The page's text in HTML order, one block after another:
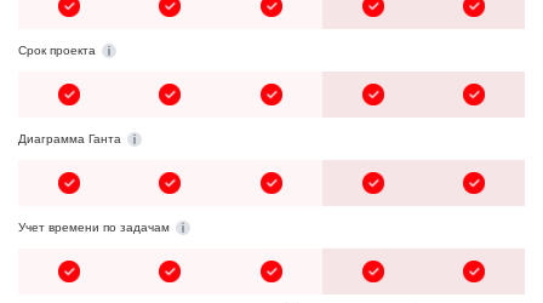
Срок проекта
Диаграмма Ганта
Учет времени по задачам